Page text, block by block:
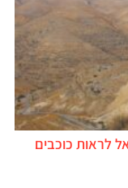
לראות כוכבים